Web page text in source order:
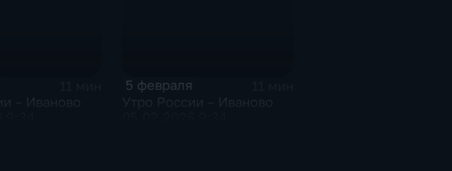
5 февраля